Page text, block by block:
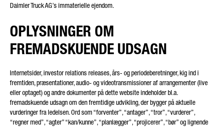
DIN BESKED (VALGFRIT)
* Feltet er obligatorisk
Vi behandler, opbevarer og anvender dine data omhyggeligt i
overensstemmelse med de juridiske bestemmelser om
Daimler Truck AG’s immaterielle ejendom.
OPLYSNINGER OM
FREMADSKUENDE UDSAGN
Internetsider, investor relations releases, års- og periodeberetninger, kig ind i
fremtiden, præsentationer, audio- og videotransmissioner af arrangementer (live
eller optaget) og andre dokumenter på dette website indeholder bl.a.
fremadskuende udsagn om den fremtidige udvikling, der bygger på aktuelle
vurderinger fra ledelsen. Ord som “forventer”, “antager”, “tror”, “vurderer”,
“regner med”, “agter” “kan/kunne”, “planlægger”, “projicerer”, “bør” og lignende